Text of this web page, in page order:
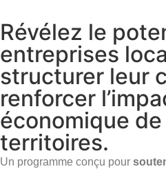
Révélez le
entreprises
structurer leur
renforcer
économique
territoires.
Un programme conçu pour